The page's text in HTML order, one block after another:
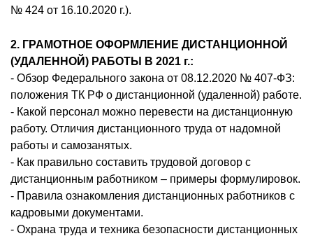
№ 424 от 16.10.2020 г.).
2. ГРАМОТНОЕ ОФОРМЛЕНИЕ ДИСТАНЦИОННОЙ
(УДАЛЕННОЙ) РАБОТЫ В 2021 г.:
- Обзор Федерального закона от 08.12.2020 № 407-ФЗ:
положения ТК РФ о дистанционной (удаленной) работе.
- Какой персонал можно перевести на дистанционную
работу. Отличия дистанционного труда от надомной
работы и самозанятых.
- Как правильно составить трудовой договор с
дистанционным работником – примеры формулировок.
- Правила ознакомления дистанционных работников с
кадровыми документами.
- Охрана труда и техника безопасности дистанционных